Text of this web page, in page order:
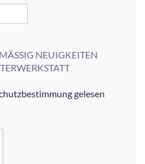
NEUIGKEITEN
gelesen